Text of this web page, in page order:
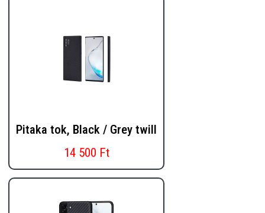
Pitaka tok, Black / Grey twill
14 500 Ft